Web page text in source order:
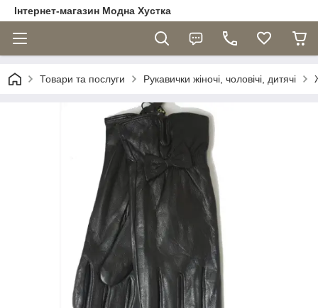
Інтернет-магазин Модна Хустка
Товари та послуги Рукавички жіночі, чоловічі, дитячі